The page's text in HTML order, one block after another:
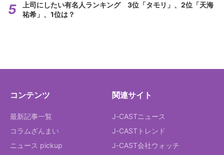
上司にしたい有名人ランキング 3位「タモリ」、2位「天海
祐希」、1位は？
コンテンツ
最新記事一覧
コラムざんまい
ニュース pickup
関連サイト
J-CASTニュース
J-CASTトレンド
J-CAST会社ウォッチ